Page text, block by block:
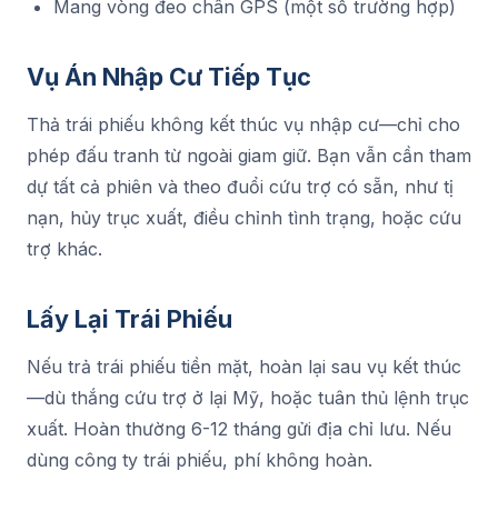
Mang vòng đeo chân GPS (một số trường hợp)
Vụ Án Nhập Cư Tiếp Tục
Thả trái phiếu không kết thúc vụ nhập cư—chỉ cho
phép đấu tranh từ ngoài giam giữ. Bạn vẫn cần tham
dự tất cả phiên và theo đuổi cứu trợ có sẵn, như tị
nạn, hủy trục xuất, điều chỉnh tình trạng, hoặc cứu
trợ khác.
Lấy Lại Trái Phiếu
Nếu trả trái phiếu tiền mặt, hoàn lại sau vụ kết thúc
—dù thắng cứu trợ ở lại Mỹ, hoặc tuân thủ lệnh trục
xuất. Hoàn thường 6-12 tháng gửi địa chỉ lưu. Nếu
dùng công ty trái phiếu, phí không hoàn.